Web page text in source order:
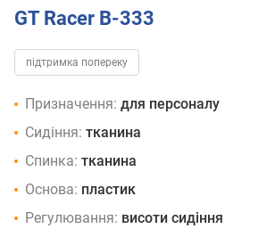
GT Racer B-333
підтримка попереку
Призначення: для персоналу
Сидіння: тканина
Спинка: тканина
Основа: пластик
Регулювання: висоти сидіння